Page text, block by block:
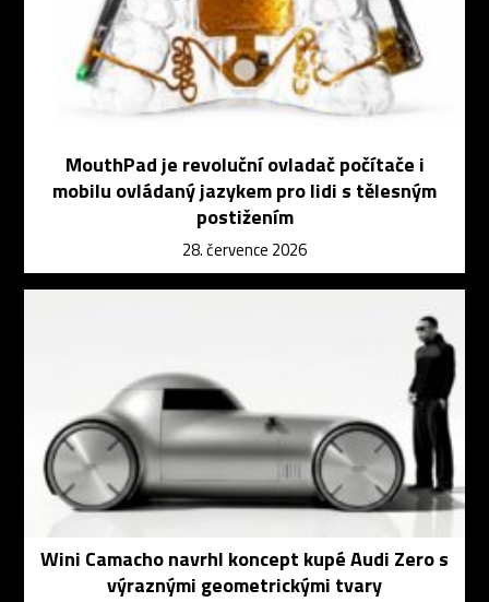
MouthPad je revoluční ovladač počítače i
mobilu ovládaný jazykem pro lidi s tělesným
postižením
28. července 2026
Wini Camacho navrhl koncept kupé Audi Zero s
výraznými geometrickými tvary